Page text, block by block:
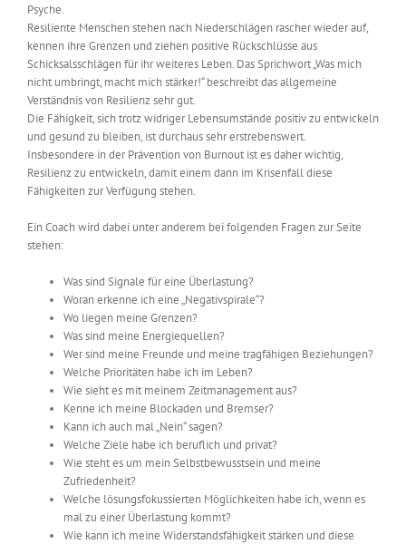
Psyche.
Resiliente Menschen stehen nach Niederschlägen rascher wieder auf,
kennen ihre Grenzen und ziehen positive Rückschlüsse aus
Schicksalsschlägen für ihr weiteres Leben. Das Sprichwort „Was mich
nicht umbringt, macht mich stärker!“ beschreibt das allgemeine
Verständnis von Resilienz sehr gut.
Die Fähigkeit, sich trotz widriger Lebensumstände positiv zu entwickeln
und gesund zu bleiben, ist durchaus sehr erstrebenswert.
Insbesondere in der Prävention von Burnout ist es daher wichtig,
Resilienz zu entwickeln, damit einem dann im Krisenfall diese
Fähigkeiten zur Verfügung stehen.
Ein Coach wird dabei unter anderem bei folgenden Fragen zur Seite
stehen:
Was sind Signale für eine Überlastung?
Woran erkenne ich eine „Negativspirale“?
Wo liegen meine Grenzen?
Was sind meine Energiequellen?
Wer sind meine Freunde und meine tragfähigen Beziehungen?
Welche Prioritäten habe ich im Leben?
Wie sieht es mit meinem Zeitmanagement aus?
Kenne ich meine Blockaden und Bremser?
Kann ich auch mal „Nein“ sagen?
Welche Ziele habe ich beruflich und privat?
Wie steht es um mein Selbstbewusstsein und meine
Zufriedenheit?
Welche lösungsfokussierten Möglichkeiten habe ich, wenn es
mal zu einer Überlastung kommt?
Wie kann ich meine Widerstandsfähigkeit stärken und diese